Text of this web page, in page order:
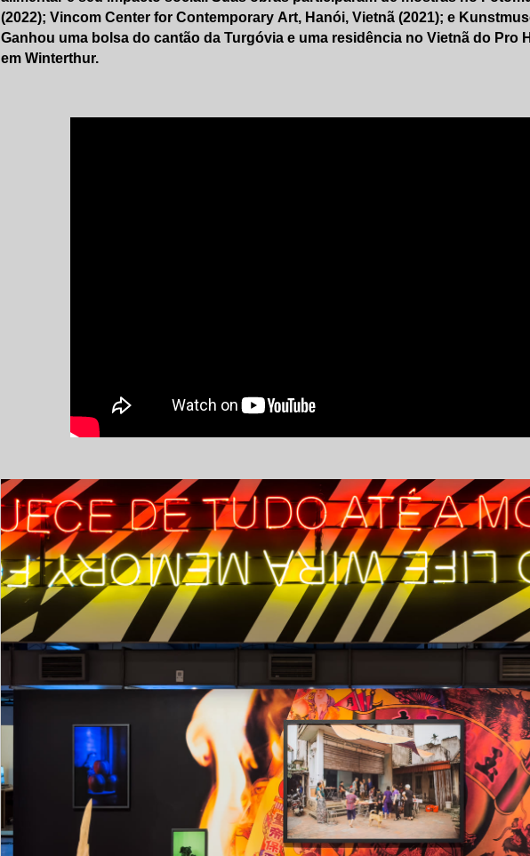
(2022); Vincom Center for Contemporary Art, Hanói, Vietnã (2021); e
Ganhou uma bolsa do cantão da Turgóvia e uma residência no Vietnã do Pro
em Winterthur.